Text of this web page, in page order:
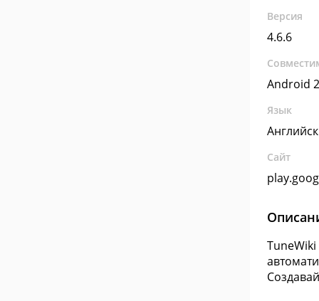
Версия
4.6.6
Android
Язык
Сайт